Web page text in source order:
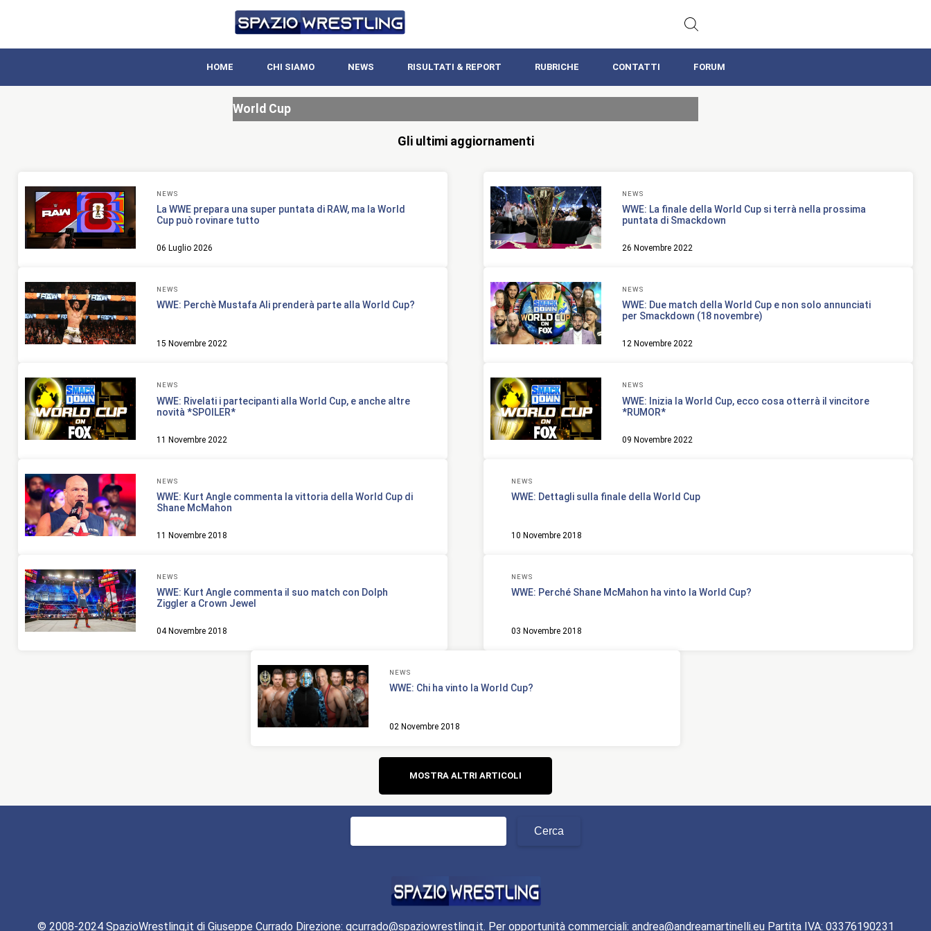
HOME CHI SIAMO NEWS RISULTATI & REPORT RUBRICHE CONTATTI FORUM
World Cup
Gli ultimi aggiornamenti
NEWS
La WWE prepara una super puntata di RAW, ma la World
Cup può rovinare tutto
06 Luglio 2026
NEWS
WWE: La finale della World Cup si terrà nella prossima
puntata di Smackdown
26 Novembre 2022
NEWS
WWE: Perchè Mustafa Ali prenderà parte alla World Cup?
15 Novembre 2022
NEWS
WWE: Due match della World Cup e non solo annunciati
per Smackdown (18 novembre)
12 Novembre 2022
NEWS
WWE: Rivelati i partecipanti alla World Cup, e anche altre
novità *SPOILER*
11 Novembre 2022
NEWS
WWE: Inizia la World Cup, ecco cosa otterrà il vincitore
*RUMOR*
09 Novembre 2022
NEWS
WWE: Kurt Angle commenta la vittoria della World Cup di
Shane McMahon
11 Novembre 2018
NEWS
WWE: Dettagli sulla finale della World Cup
10 Novembre 2018
NEWS
WWE: Kurt Angle commenta il suo match con Dolph
Ziggler a Crown Jewel
04 Novembre 2018
NEWS
WWE: Perché Shane McMahon ha vinto la World Cup?
03 Novembre 2018
NEWS
WWE: Chi ha vinto la World Cup?
02 Novembre 2018
Navigazione
articoli
MOSTRA ALTRI ARTICOLI
Ricerca
© 2008-2024 SpazioWrestling,it di Giuseppe Currado Direzione: gcurrado@spaziowrestling.it. Per opportunità commerciali: andrea@andreamartinelli.eu Partita IVA: 03376190231